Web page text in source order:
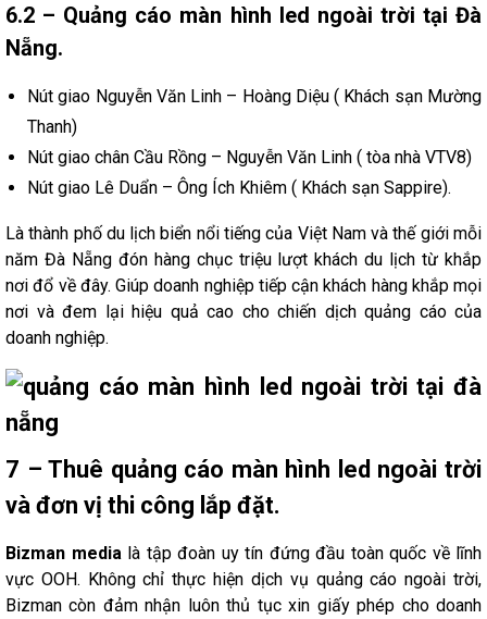
6.2 – Quảng cáo màn hình led ngoài trời tại Đà
Nẵng.
Nút giao Nguyễn Văn Linh – Hoàng Diệu ( Khách sạn Mường
Thanh)
Nút giao chân Cầu Rồng – Nguyễn Văn Linh ( tòa nhà VTV8)
Nút giao Lê Duẩn – Ông Ích Khiêm ( Khách sạn Sappire).
Là thành phố du lịch biển nổi tiếng của Việt Nam và thế giới mỗi
năm Đà Nẵng đón hàng chục triệu lượt khách du lịch từ khắp
nơi đổ về đây. Giúp doanh nghiệp tiếp cận khách hàng khắp mọi
nơi và đem lại hiệu quả cao cho chiến dịch quảng cáo của
doanh nghiệp.
7 – Thuê quảng cáo màn hình led ngoài trời
và đơn vị thi công lắp đặt.
Bizman media là tập đoàn uy tín đứng đầu toàn quốc về lĩnh
vực OOH. Không chỉ thực hiện dịch vụ quảng cáo ngoài trời,
Bizman còn đảm nhận luôn thủ tục xin giấy phép cho doanh